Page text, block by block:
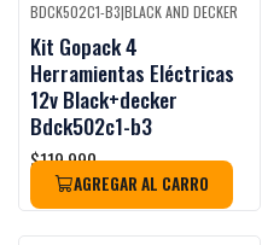
Black Week
BDCK502C1-B3|BLACK AND DECKER
Kit Gopack 4
Herramientas Eléctricas
12v Black+decker
Bdck502c1-b3
$119.990
AGREGAR AL CARRO